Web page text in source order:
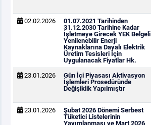
02.02.2026
01.07.2021 Tarihinden
31.12.2030 Tarihine Kadar
İşletmeye Girecek YEK Belgeli
Yenilenebilir Enerji
Kaynaklarına Dayalı Elektrik
Üretim Tesisleri İçin
Uygulanacak Fiyatlar Hk.
23.01.2026
Gün İçi Piyasası Aktivasyon
İşlemleri Prosedüründe
Değişiklik Yapılmıştır
23.01.2026
Şubat 2026 Dönemi Serbest
Tüketici Listelerinin
Yayımlanması ve Mart 2026